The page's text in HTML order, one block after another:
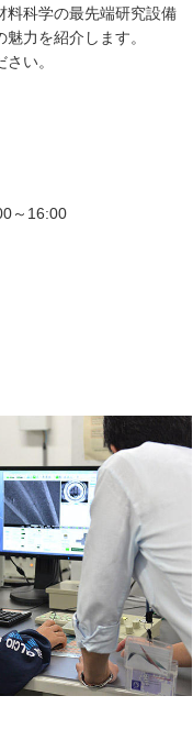
料科学の最先端研究設備
力を紹介します。
い。
～16:00